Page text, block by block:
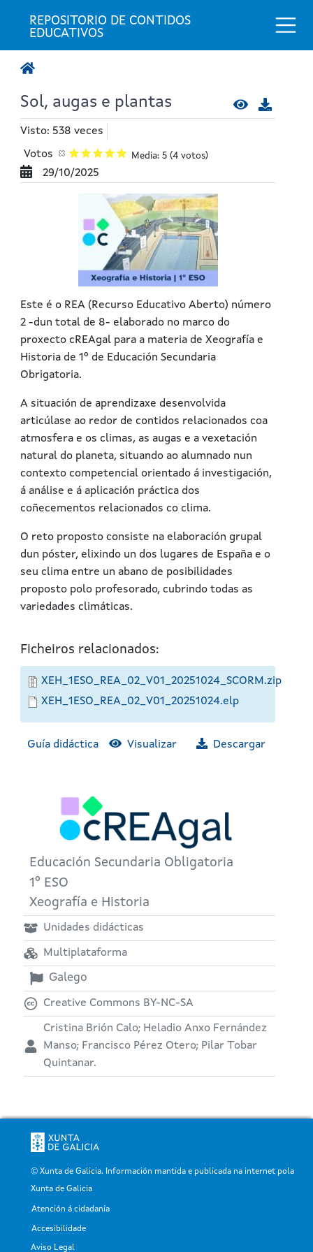
REPOSITORIO DE CONTIDOS
EDUCATIVOS
Sol, augas e plantas
Visto: 538 veces
Votos Media: 5 (4 votos)
29/10/2025
Este é o REA (Recurso Educativo Aberto) número
2 -dun total de 8- elaborado no marco do
proxecto cREAgal para a materia de Xeografía e
Historia de 1º de Educación Secundaria
Obrigatoria.
A situación de aprendizaxe desenvolvida
articúlase ao redor de contidos relacionados coa
atmosfera e os climas, as augas e a vexetación
natural do planeta, situando ao alumnado nun
contexto competencial orientado á investigación,
á análise e á aplicación práctica dos
coñecementos relacionados co clima.
O reto proposto consiste na elaboración grupal
dun póster, elixindo un dos lugares de España e o
seu clima entre un abano de posibilidades
proposto polo profesorado, cubrindo todas as
variedades climáticas.
Ficheiros relacionados:
XEH_1ESO_REA_02_V01_20251024_SCORM.zip
XEH_1ESO_REA_02_V01_20251024.elp
Descargar
Visualizar
Guía didáctica
Educación Secundaria Obligatoria
1º ESO
Xeografía e Historia
Unidades didácticas
Multiplataforma
Galego
Creative Commons BY-NC-SA
Cristina Brión Calo; Heladio Anxo Fernández
Manso; Francisco Pérez Otero; Pilar Tobar
Quintanar.
© Xunta de Galicia. Información mantida e publicada na internet pola
Xunta de Galicia
Pé
Atención á cidadanía
Accesibilidade
Aviso Legal